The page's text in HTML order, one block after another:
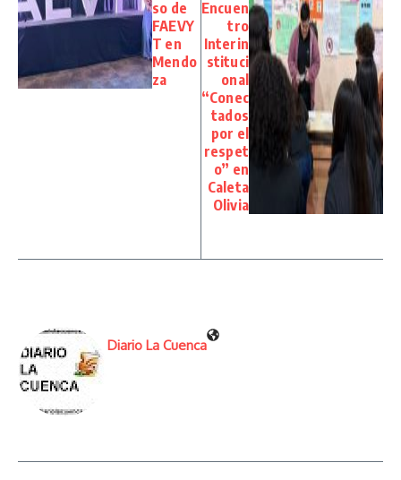
so de
FAEVY
T en
Mendo
za
Encuen
tro
Interin
stituci
onal
“Conec
tados
por el
respet
o” en
Caleta
Olivia
Diario La Cuenca